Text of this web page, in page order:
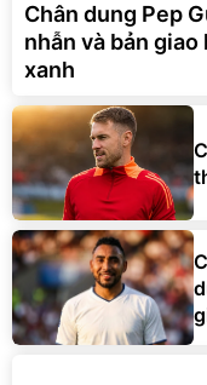
Chân dung Pep
nhẫn và bản
xanh